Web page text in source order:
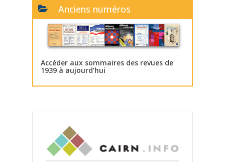
Anciens numéros
Accéder aux sommaires des revues de
1939 à aujourd’hui